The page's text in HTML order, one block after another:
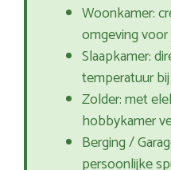
Woonkamer:
omgeving
Slaapkamer:
temperatuur
Zolder: met
hobbykamer
Berging /
persoonlijke